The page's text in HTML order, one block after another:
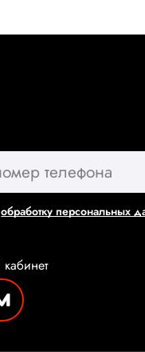
обработку персональных
кабинет